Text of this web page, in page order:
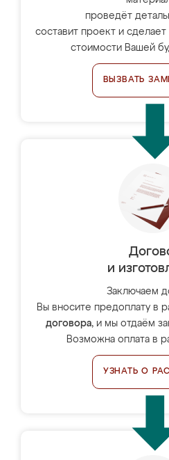
проведёт
составит проект и сделает
стоимости Вашей
ВЫЗВАТЬ
и
Заключаем
Вы вносите предоплату в
договора, и мы отдаём
Возможна оплата в
УЗНАТЬ О